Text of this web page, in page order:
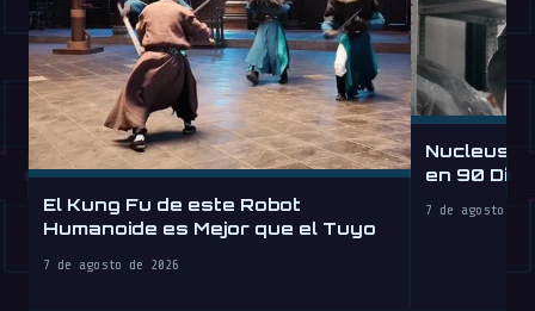
El Kung Fu de este Robot
Humanoide es Mejor que el Tuyo
7 de agosto de 2026
Nucleus
en 90
7 de agosto de